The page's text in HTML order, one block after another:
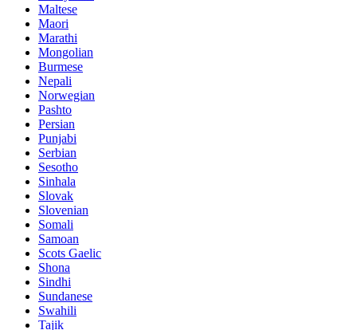
Maltese
Maori
Marathi
Mongolian
Burmese
Nepali
Norwegian
Pashto
Persian
Punjabi
Serbian
Sesotho
Sinhala
Slovak
Slovenian
Somali
Samoan
Scots Gaelic
Shona
Sindhi
Sundanese
Swahili
Tajik